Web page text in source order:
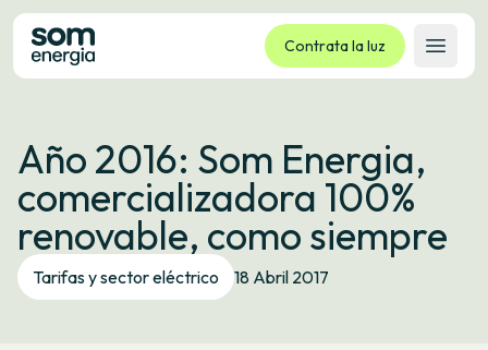
Contrata la luz
Abrir
Tarifas
Servicios
Empresas
La cooperativa
Contacto
Año 2016: Som Energia,
comercializadora 100%
renovable, como siempre
Tarifas y sector eléctrico 18 Abril 2017